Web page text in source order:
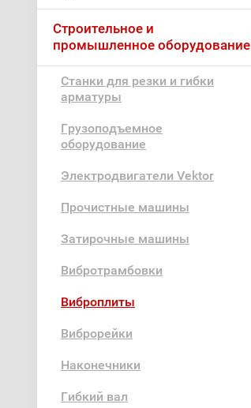
Строительное и
промышленное оборудование
Станки для резки и гибки
арматуры
Грузоподъемное
оборудование
Электродвигатели Vektor
Прочистные машины
Затирочные машины
Вибротрамбовки
Виброплиты
Виброрейки
Наконечники
Гибкий вал